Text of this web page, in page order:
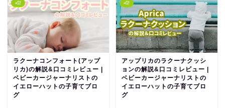
a型
ラクーナコンフォート(アップ
リカ)の解説&口コミレビュー |
ベビーカージャーナリストの
イエローハットの子育てブロ
グ
a型
アップリカのラクーナクッシ
ョンの解説&口コミレビュー |
ベビーカージャーナリストの
イエローハットの子育てブロ
グ